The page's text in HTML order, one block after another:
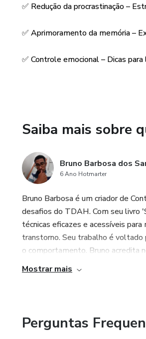
✅ Redução da procrastinação –
✅ Aprimoramento da memória –
✅ Controle emocional – Dicas
Saiba mais sobre
Bruno Barbosa dos
6 Ano Hotmarter
Bruno Barbosa é um criador de
desafios do TDAH. Com seu livro
técnicas eficazes e acessíveis
transtorno. Seu trabalho é voltado
o comportamento. Bruno acredita
Mostrar mais
Perguntas